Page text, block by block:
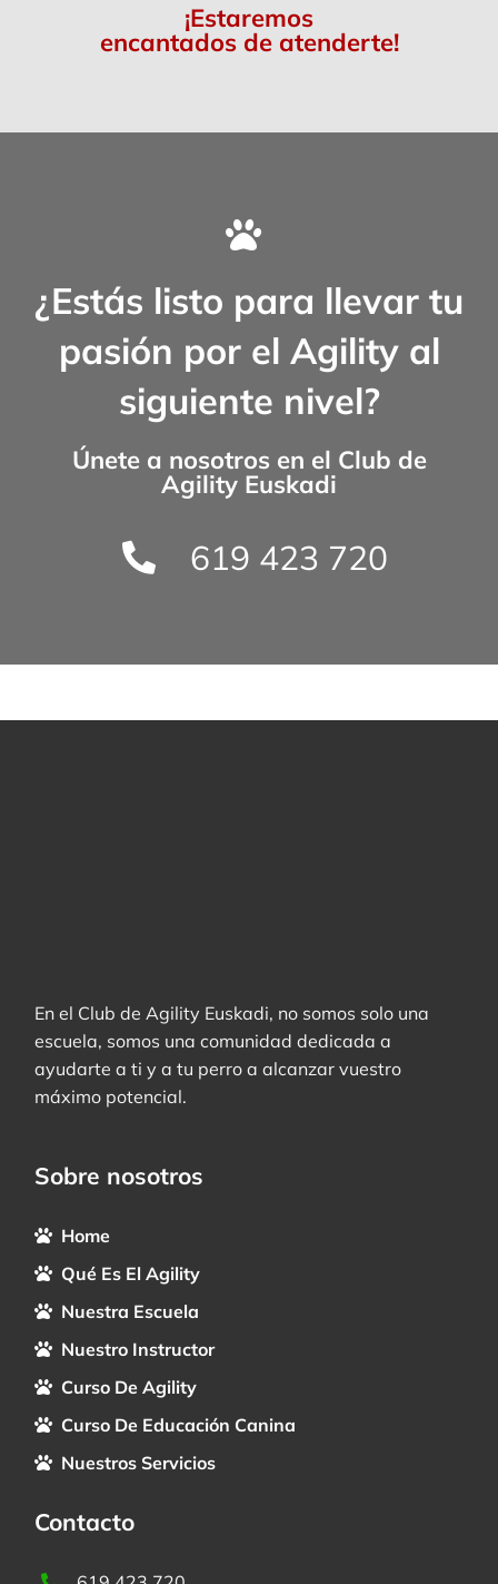
¡Estaremos
encantados de atenderte!
¿Estás listo para llevar tu
pasión por el Agility al
siguiente nivel?
Únete a nosotros en el Club de
Agility Euskadi
619 423 720
En el Club de Agility Euskadi, no somos solo una
escuela, somos una comunidad dedicada a
ayudarte a ti y a tu perro a alcanzar vuestro
máximo potencial.
Sobre nosotros
Home
Qué Es El Agility
Nuestra Escuela
Nuestro Instructor
Curso De Agility
Curso De Educación Canina
Nuestros Servicios
Contacto